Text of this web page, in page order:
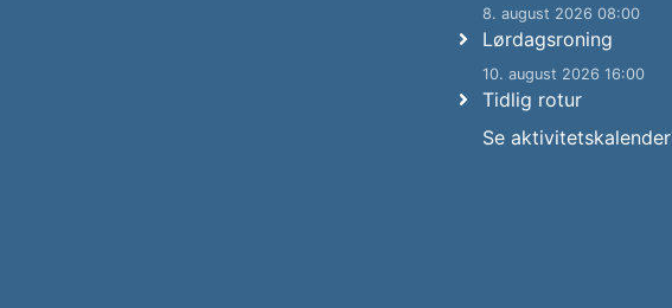
8. august 2026 08:00
Lørdagsroning
10. august 2026 16:00
Tidlig rotur
Se aktivitetskalender